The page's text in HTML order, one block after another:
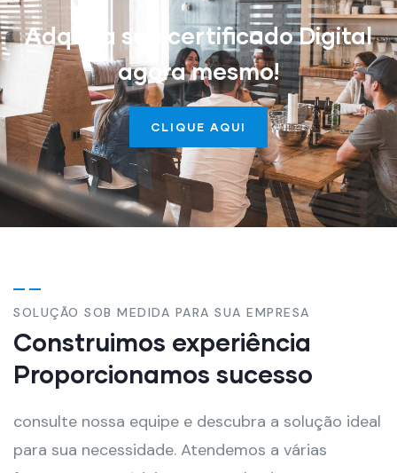
Adquira seu certificado Digital
agora mesmo!
CLIQUE AQUI
SOLUÇÃO SOB MEDIDA PARA SUA EMPRESA
Construimos experiência
Proporcionamos sucesso
consulte nossa equipe e descubra a solução ideal
para sua necessidade. Atendemos a várias